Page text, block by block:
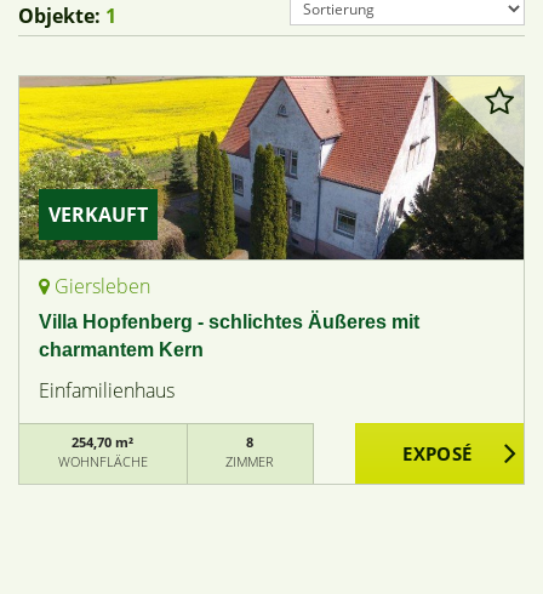
Objekte: 1
VERKAUFT
Giersleben
Villa Hopfenberg - schlichtes Äußeres mit
charmantem Kern
Einfamilienhaus
254,70 m²
WOHNFLÄCHE
8
ZIMMER